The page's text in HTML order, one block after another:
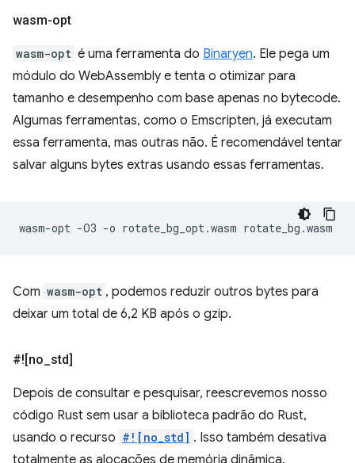
wasm-opt
wasm-opt é uma ferramenta do Binaryen. Ele pega um
módulo do WebAssembly e tenta o otimizar para
tamanho e desempenho com base apenas no bytecode.
Algumas ferramentas, como o Emscripten, já executam
essa ferramenta, mas outras não. É recomendável tentar
salvar alguns bytes extras usando essas ferramentas.
wasm-opt -O3 -o rotate_bg_opt.wasm
Com wasm-opt , podemos reduzir outros bytes para
deixar um total de 6,2 KB após o gzip.
#![no std]
Depois de consultar e pesquisar, reescrevemos nosso
código Rust sem usar a biblioteca padrão do Rust,
usando o recurso #![no_std] . Isso também desativa
totalmente as alocações de memória dinâmica,